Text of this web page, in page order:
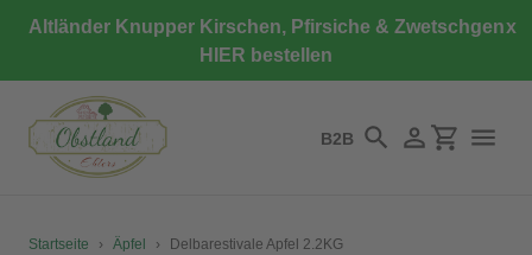
zumAltländer Knupper Kirschen, Pfirsiche & Zwetschgen
HIER bestellen
x
B2B SuchenEinloggen
Startseite › Äpfel › Delbarestivale Apfel 2.2KG